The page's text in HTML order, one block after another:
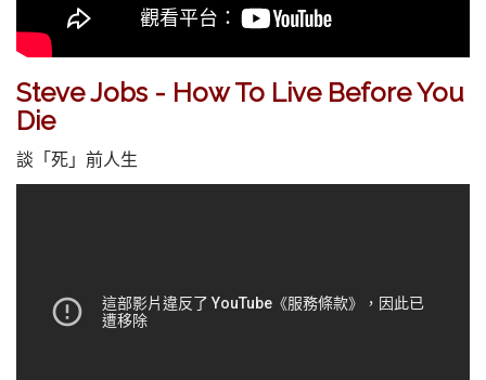
Steve Jobs - How To Live Before You
Die
談「死」前人生